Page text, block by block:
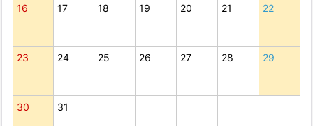
16 17 18 19 20 21 22
23 24 25 26 27 28 29
30 31